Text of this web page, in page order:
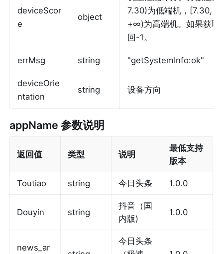
deviceScor
e
object
7.30)为低端机，[7.30,
+∞)为高端机。如果获取
回-1。
errMsg string "getSystemInfo:ok"
deviceOrie
ntation
string 设备方向
appName 参数说明
返回值 类型 说明
最低支持
版本
Toutiao string 今日头条 1.0.0
Douyin string
抖音（国
内版)
1.0.0
news_ar
今日头条